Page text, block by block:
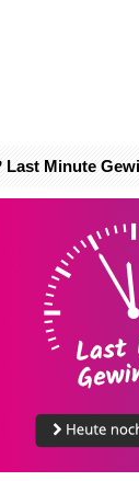
Last Minute